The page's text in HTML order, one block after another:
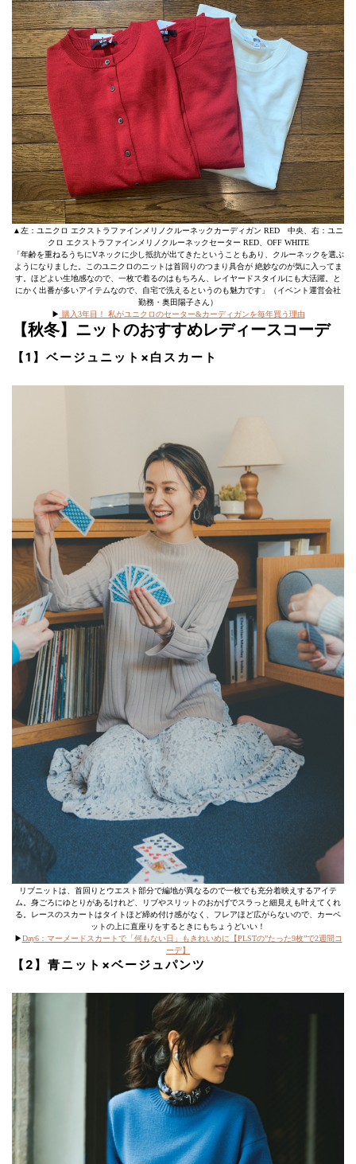
▲左：ユニクロ エクストラファインメリノクルーネックカーディガン RED 中央、右：ユニ
クロ エクストラファインメリノクルーネックセーター RED、OFF WHITE
「年齢を重ねるうちにVネックに少し抵抗が出てきたということもあり、クルーネックを選ぶ
ようになりました。このユニクロのニットは首回りのつまり具合が 絶妙なのが気に入ってま
す。ほどよい生地感なので、一枚で着るのはもちろん、レイヤードスタイルにも大活躍。と
にかく出番が多いアイテムなので、自宅で洗えるというのも魅力です」（イベント運営会社
勤務・奥田陽子さん）
▶︎ 購入3年目！ 私がユニクロのセーター&カーディガンを毎年買う理由
【秋冬】ニットのおすすめレディースコーデ
【1】ベージュニット×白スカート
リブニットは、首回りとウエスト部分で編地が異なるので一枚でも充分着映えするアイテ
ム。身ごろにゆとりがあるけれど、リブやスリットのおかげでスラっと細見えも叶えてくれ
る。レースのスカートはタイトほど締め付け感がなく、フレアほど広がらないので、カーペ
ットの上に直座りをするときにもちょうどいい！
▶︎Day6：マーメードスカートで「何もない日」もきれいめに【PLSTの”たった9枚”で2週間コ
ーデ】
【2】青ニット×ベージュパンツ